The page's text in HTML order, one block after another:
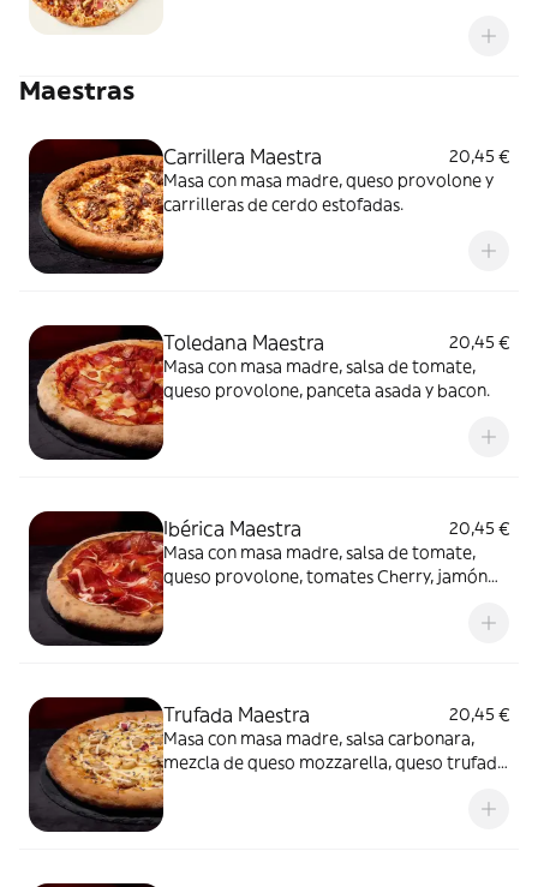
Maestras
Carrillera Maestra
20,45 €
Masa con masa madre, queso provolone y
carrilleras de cerdo estofadas.
Toledana Maestra
20,45 €
Masa con masa madre, salsa de tomate,
queso provolone, panceta asada y bacon.
Ibérica Maestra
20,45 €
Masa con masa madre, salsa de tomate,
queso provolone, tomates Cherry, jamón
Trufada Maestra
20,45 €
Masa con masa madre, salsa carbonara,
mezcla de queso mozzarella, queso trufado